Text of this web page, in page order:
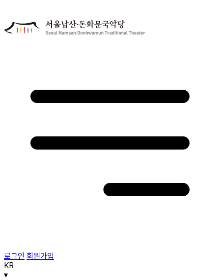
로그인 회원가입
KR
▾